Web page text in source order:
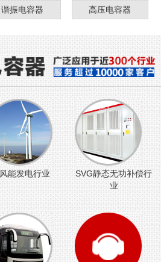
谐振电容器 高压电容器
风能发电行业
SVG静态无功补偿行
业